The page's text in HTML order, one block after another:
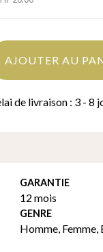
AJOUTER AU
de livraison : 3 - 8
GARANTIE
12 mois
GENRE
Homme, Femme,